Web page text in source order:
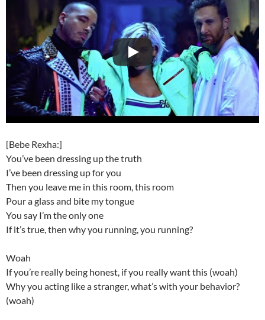
[Bebe Rexha:]
You’ve been dressing up the truth
I’ve been dressing up for you
Then you leave me in this room, this room
Pour a glass and bite my tongue
You say I’m the only one
If it’s true, then why you running, you running?
Woah
If you’re really being honest, if you really want this (woah)
Why you acting like a stranger, what’s with your behavior?
(woah)